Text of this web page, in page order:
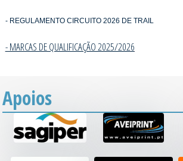
- REGULAMENTO CIRCUITO 2026 DE TRAIL
- MARCAS DE QUALIFICAÇÃO 2025/2026
Apoios